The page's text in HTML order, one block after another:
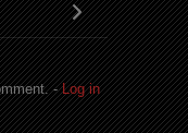
-Log in